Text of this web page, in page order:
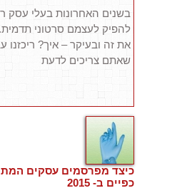
בשנים האחרונות בעלי עסק
להפיק לעצמם סרטוני
את זה ובעיקר – איך?
שאתם צריכים לדעת
כיצד מפרסמים עסקים
כפיים ב- 2015